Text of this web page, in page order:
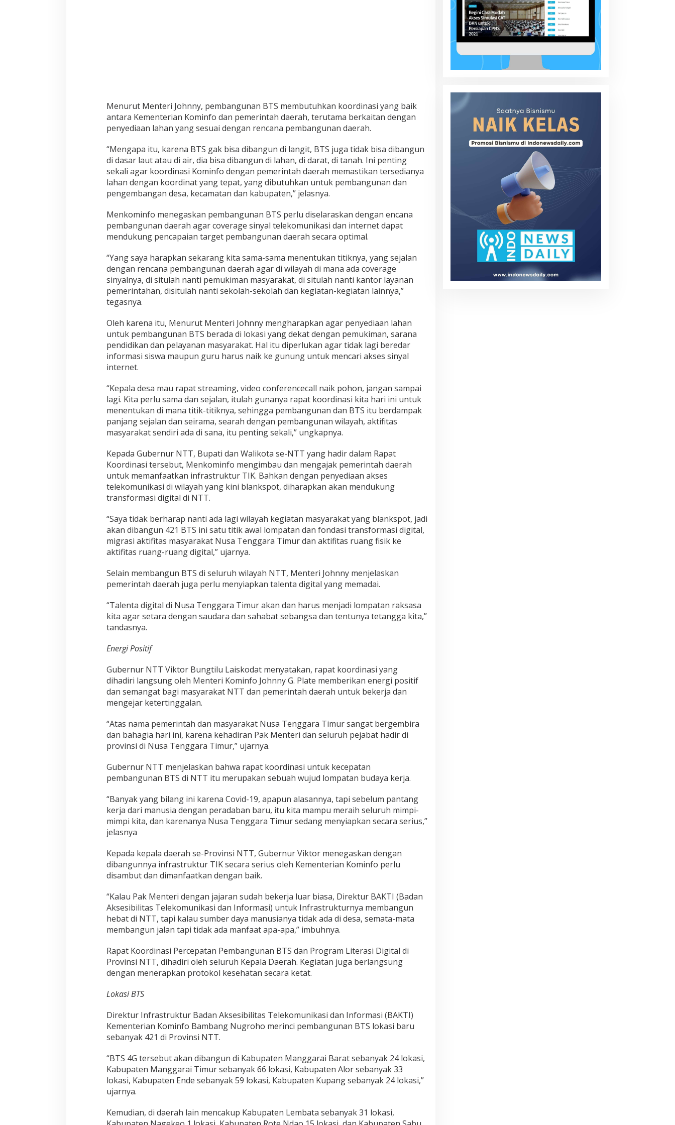
Menurut Menteri Johnny, pembangunan BTS membutuhkan koordinasi yang baik
antara Kementerian Kominfo dan pemerintah daerah, terutama berkaitan dengan
penyediaan lahan yang sesuai dengan rencana pembangunan daerah.
“Mengapa itu, karena BTS gak bisa dibangun di langit, BTS juga tidak bisa dibangun
di dasar laut atau di air, dia bisa dibangun di lahan, di darat, di tanah. Ini penting
sekali agar koordinasi Kominfo dengan pemerintah daerah memastikan tersedianya
lahan dengan koordinat yang tepat, yang dibutuhkan untuk pembangunan dan
pengembangan desa, kecamatan dan kabupaten,” jelasnya.
Menkominfo menegaskan pembangunan BTS perlu diselaraskan dengan encana
pembangunan daerah agar coverage sinyal telekomunikasi dan internet dapat
mendukung pencapaian target pembangunan daerah secara optimal.
“Yang saya harapkan sekarang kita sama-sama menentukan titiknya, yang sejalan
dengan rencana pembangunan daerah agar di wilayah di mana ada coverage
sinyalnya, di situlah nanti pemukiman masyarakat, di situlah nanti kantor layanan
pemerintahan, disitulah nanti sekolah-sekolah dan kegiatan-kegiatan lainnya,”
tegasnya.
Oleh karena itu, Menurut Menteri Johnny mengharapkan agar penyediaan lahan
untuk pembangunan BTS berada di lokasi yang dekat dengan pemukiman, sarana
pendidikan dan pelayanan masyarakat. Hal itu diperlukan agar tidak lagi beredar
informasi siswa maupun guru harus naik ke gunung untuk mencari akses sinyal
internet.
“Kepala desa mau rapat streaming, video conferencecall naik pohon, jangan sampai
lagi. Kita perlu sama dan sejalan, itulah gunanya rapat koordinasi kita hari ini untuk
menentukan di mana titik-titiknya, sehingga pembangunan dan BTS itu berdampak
panjang sejalan dan seirama, searah dengan pembangunan wilayah, aktifitas
masyarakat sendiri ada di sana, itu penting sekali,” ungkapnya.
Kepada Gubernur NTT, Bupati dan Walikota se-NTT yang hadir dalam Rapat
Koordinasi tersebut, Menkominfo mengimbau dan mengajak pemerintah daerah
untuk memanfaatkan infrastruktur TIK. Bahkan dengan penyediaan akses
telekomunikasi di wilayah yang kini blankspot, diharapkan akan mendukung
transformasi digital di NTT.
“Saya tidak berharap nanti ada lagi wilayah kegiatan masyarakat yang blankspot, jadi
akan dibangun 421 BTS ini satu titik awal lompatan dan fondasi transformasi digital,
migrasi aktifitas masyarakat Nusa Tenggara Timur dan aktifitas ruang fisik ke
aktifitas ruang-ruang digital,” ujarnya.
Selain membangun BTS di seluruh wilayah NTT, Menteri Johnny menjelaskan
pemerintah daerah juga perlu menyiapkan talenta digital yang memadai.
“Talenta digital di Nusa Tenggara Timur akan dan harus menjadi lompatan raksasa
kita agar setara dengan saudara dan sahabat sebangsa dan tentunya tetangga kita,”
tandasnya.
Energi Positif
Gubernur NTT Viktor Bungtilu Laiskodat menyatakan, rapat koordinasi yang
dihadiri langsung oleh Menteri Kominfo Johnny G. Plate memberikan energi positif
dan semangat bagi masyarakat NTT dan pemerintah daerah untuk bekerja dan
mengejar ketertinggalan.
“Atas nama pemerintah dan masyarakat Nusa Tenggara Timur sangat bergembira
dan bahagia hari ini, karena kehadiran Pak Menteri dan seluruh pejabat hadir di
provinsi di Nusa Tenggara Timur,” ujarnya.
Gubernur NTT menjelaskan bahwa rapat koordinasi untuk kecepatan
pembangunan BTS di NTT itu merupakan sebuah wujud lompatan budaya kerja.
“Banyak yang bilang ini karena Covid-19, apapun alasannya, tapi sebelum pantang
kerja dari manusia dengan peradaban baru, itu kita mampu meraih seluruh mimpi-
mimpi kita, dan karenanya Nusa Tenggara Timur sedang menyiapkan secara serius,”
jelasnya
Kepada kepala daerah se-Provinsi NTT, Gubernur Viktor menegaskan dengan
dibangunnya infrastruktur TIK secara serius oleh Kementerian Kominfo perlu
disambut dan dimanfaatkan dengan baik.
“Kalau Pak Menteri dengan jajaran sudah bekerja luar biasa, Direktur BAKTI (Badan
Aksesibilitas Telekomunikasi dan Informasi) untuk Infrastrukturnya membangun
hebat di NTT, tapi kalau sumber daya manusianya tidak ada di desa, semata-mata
membangun jalan tapi tidak ada manfaat apa-apa,” imbuhnya.
Rapat Koordinasi Percepatan Pembangunan BTS dan Program Literasi Digital di
Provinsi NTT, dihadiri oleh seluruh Kepala Daerah. Kegiatan juga berlangsung
dengan menerapkan protokol kesehatan secara ketat.
Lokasi BTS
Direktur Infrastruktur Badan Aksesibilitas Telekomunikasi dan Informasi (BAKTI)
Kementerian Kominfo Bambang Nugroho merinci pembangunan BTS lokasi baru
sebanyak 421 di Provinsi NTT.
“BTS 4G tersebut akan dibangun di Kabupaten Manggarai Barat sebanyak 24 lokasi,
Kabupaten Manggarai Timur sebanyak 66 lokasi, Kabupaten Alor sebanyak 33
lokasi, Kabupaten Ende sebanyak 59 lokasi, Kabupaten Kupang sebanyak 24 lokasi,”
ujarnya.
Kemudian, di daerah lain mencakup Kabupaten Lembata sebanyak 31 lokasi,